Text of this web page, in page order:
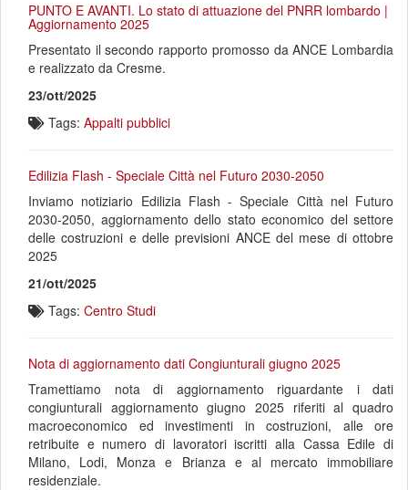
PUNTO E AVANTI. Lo stato di attuazione del PNRR lombardo |
Aggiornamento 2025
Presentato il secondo rapporto promosso da ANCE Lombardia
e realizzato da Cresme.
23/ott/2025
Tags: Appalti pubblici
Edilizia Flash - Speciale Città nel Futuro 2030-2050
Inviamo notiziario Edilizia Flash - Speciale Città nel Futuro
2030-2050, aggiornamento dello stato economico del settore
delle costruzioni e delle previsioni ANCE del mese di ottobre
2025
21/ott/2025
Tags: Centro Studi
Nota di aggiornamento dati Congiunturali giugno 2025
Tramettiamo nota di aggiornamento riguardante i dati
congiunturali aggiornamento giugno 2025 riferiti al quadro
macroeconomico ed investimenti in costruzioni, alle ore
retribuite e numero di lavoratori iscritti alla Cassa Edile di
Milano, Lodi, Monza e Brianza e al mercato immobiliare
residenziale.